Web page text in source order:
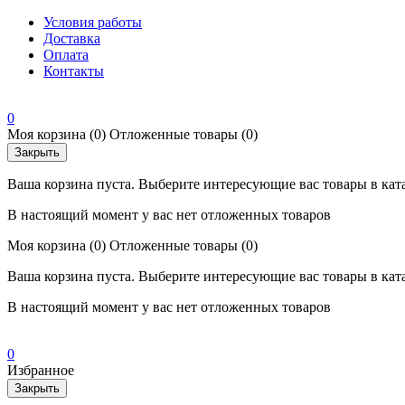
Условия работы
Доставка
Оплата
Контакты
0
Моя корзина (0) Отложенные товары (0)
Закрыть
Ваша корзина пуста. Выберите интересующие вас товары в
В настоящий момент у вас нет отложенных товаров
Моя корзина (0) Отложенные товары (0)
Ваша корзина пуста. Выберите интересующие вас товары в
В настоящий момент у вас нет отложенных товаров
0
Избранное
Закрыть